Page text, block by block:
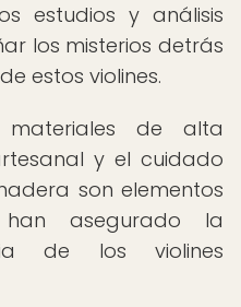
estudios y análisis
los misterios detrás
estos violines.
de alta
y el cuidado
son elementos
han asegurado la
de los violines